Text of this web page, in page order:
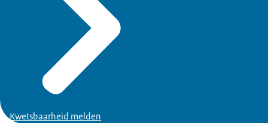
Kwetsbaarheid melden